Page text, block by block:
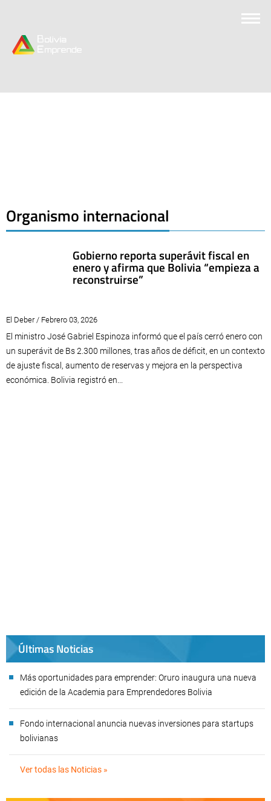
Organismo internacional
Gobierno reporta superávit fiscal en
enero y afirma que Bolivia “empieza a
reconstruirse”
El Deber / Febrero 03, 2026
El ministro José Gabriel Espinoza informó que el país cerró enero con
un superávit de Bs 2.300 millones, tras años de déficit, en un contexto
de ajuste fiscal, aumento de reservas y mejora en la perspectiva
económica. Bolivia registró en...
Últimas Noticias
Más oportunidades para emprender: Oruro inaugura una nueva
edición de la Academia para Emprendedores Bolivia
Fondo internacional anuncia nuevas inversiones para startups
bolivianas
Ver todas las Noticias »